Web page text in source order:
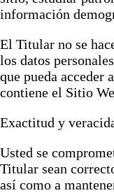
información
El Titular no se
los datos
que pueda acceder
contiene el Sitio
Exactitud y
Usted se
Titular sean
así como a